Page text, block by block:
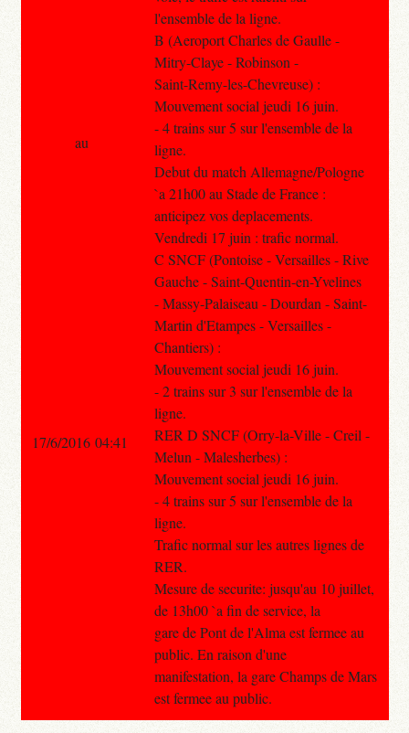
l'ensemble de la ligne.
B (Aeroport Charles de Gaulle -
Mitry-Claye - Robinson -
Saint-Remy-les-Chevreuse) :
Mouvement social jeudi 16 juin.
- 4 trains sur 5 sur l'ensemble de la
ligne.
Debut du match Allemagne/Pologne
`a 21h00 au Stade de France :
anticipez vos deplacements.
Vendredi 17 juin : trafic normal.
C SNCF (Pontoise - Versailles - Rive
Gauche - Saint-Quentin-en-Yvelines
- Massy-Palaiseau - Dourdan - Saint-
Martin d'Etampes - Versailles -
Chantiers) :
Mouvement social jeudi 16 juin.
- 2 trains sur 3 sur l'ensemble de la
ligne.
RER D SNCF (Orry-la-Ville - Creil -
Melun - Malesherbes) :
Mouvement social jeudi 16 juin.
- 4 trains sur 5 sur l'ensemble de la
ligne.
Trafic normal sur les autres lignes de
RER.
Mesure de securite: jusqu'au 10 juillet,
de 13h00 `a fin de service, la
gare de Pont de l'Alma est fermee au
public. En raison d'une
manifestation, la gare Champs de Mars
est fermee au public.
au
17/6/2016 04:41